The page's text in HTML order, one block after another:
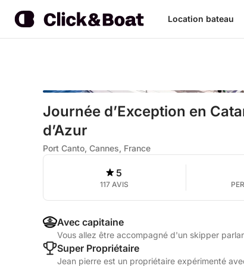
Location bateau
Journée d’Exception en
d’Azur
Port Canto, Cannes, France
5
117 AVIS
Avec capitaine
Vous allez être accompagné d'un skipper
Super Propriétaire
Jean pierre est un propriétaire expérimenté